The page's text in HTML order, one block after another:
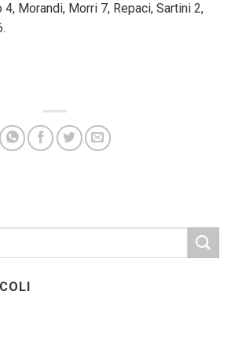
4, Morandi, Morri 7, Repaci, Sartini 2,